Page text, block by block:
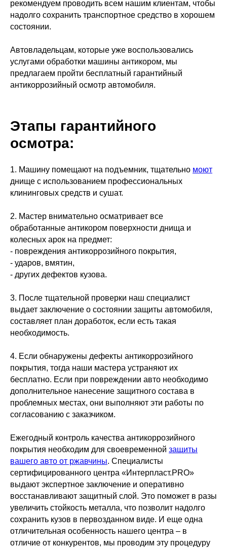
рекомендуем проводить всем нашим клиентам, чтобы
надолго сохранить транспортное средство в хорошем
состоянии.
Автовладельцам, которые уже воспользовались
услугами обработки машины антикором, мы
предлагаем пройти бесплатный гарантийный
антикоррозийный осмотр автомобиля.
Этапы гарантийного
осмотра:
1. Машину помещают на подъемник, тщательно моют
днище с использованием профессиональных
клининговых средств и сушат.
2. Мастер внимательно осматривает все
обработанные антикором поверхности днища и
колесных арок на предмет:
- повреждения антикоррозийного покрытия,
- ударов, вмятин,
- других дефектов кузова.
3. После тщательной проверки наш специалист
выдает заключение о состоянии защиты автомобиля,
составляет план доработок, если есть такая
необходимость.
4. Если обнаружены дефекты антикоррозийного
покрытия, тогда наши мастера устраняют их
бесплатно. Если при повреждении авто необходимо
дополнительное нанесение защитного состава в
проблемных местах, они выполняют эти работы по
согласованию с заказчиком.
Ежегодный контроль качества антикоррозийного
покрытия необходим для своевременной защиты
вашего авто от ржавчины. Специалисты
сертифицированного центра «Интерпласт.PRO»
выдают экспертное заключение и оперативно
восстанавливают защитный слой. Это поможет в разы
увеличить стойкость металла, что позволит надолго
сохранить кузов в первозданном виде. И еще одна
отличительная особенность нашего центра – в
отличие от конкурентов, мы проводим эту процедуру
ИП Федотова Наталья Александровна
Р/сч: 40802810342000048698
БИК: 042202603
К/сч: 30101810900000000603
проконсультируем по услугам,
стоимости и срокам выполнения работ
ПОДАРИТЕ
АВТОМОБИЛЮ
Отправляя заявку, вы соглашаетесь наОбработку
персональных данныхи принимаете условия
Политики конфиденциальности
Отправить заявку
Политика конфиденциальности
Пользуясь нашим сайтом,
Хорошо